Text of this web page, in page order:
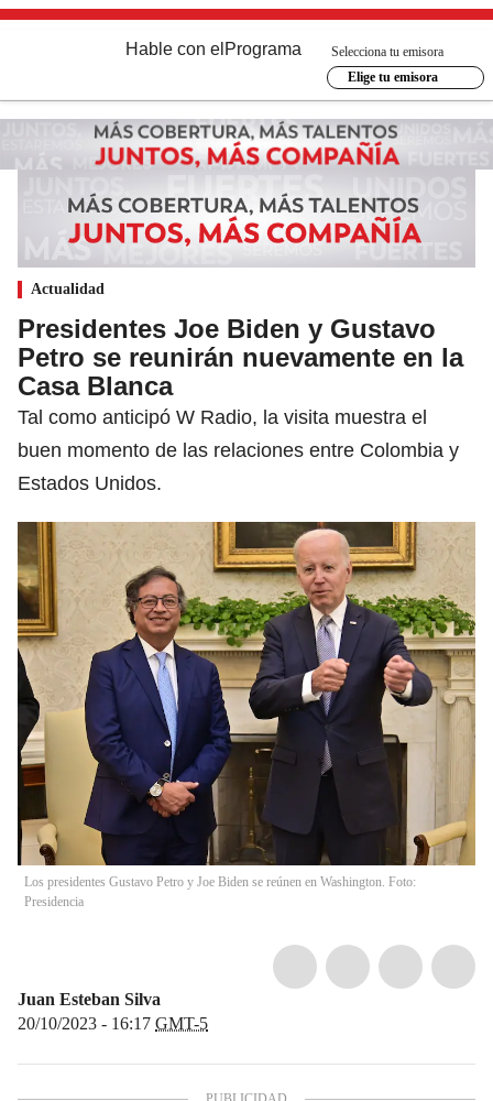
Hable con el Programa
Selecciona tu emisora
Elige tu emisora
Actualidad
Presidentes Joe Biden y Gustavo
Petro se reunirán nuevamente en la
Casa Blanca
Tal como anticipó W Radio, la visita muestra el
buen momento de las relaciones entre Colombia y
Estados Unidos.
Los presidentes Gustavo Petro y Joe Biden se reúnen en Washington. Foto:
Presidencia
Juan Esteban Silva
20/10/2023 - 16:17 GMT-5